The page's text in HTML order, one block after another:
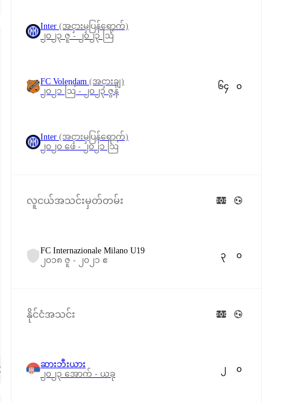
Inter (အငှားမှပြန်ရောက်)
၂၀၂၃ ဇူ - ၂၀၂၃ ဩ
FC Volendam (အငှားချ)
၂၀၂၁ ဩ - ၂၀၂၃ ဇွန်
၆၄ ၀
Inter (အငှားမှပြန်ရောက်)
၂၀၂၀ ဖေ - ၂၀၂၁ ဩ
လူငယ်အသင်းမှတ်တမ်း
FC Internazionale Milano U19
၂၀၁၈ ဇူ - ၂၀၂၁ ဧ
၃ ၀
နိုင်ငံအသင်း
ဆားဘီးယား
၂၀၂၃ အောက် - ယခု
၂ ၀